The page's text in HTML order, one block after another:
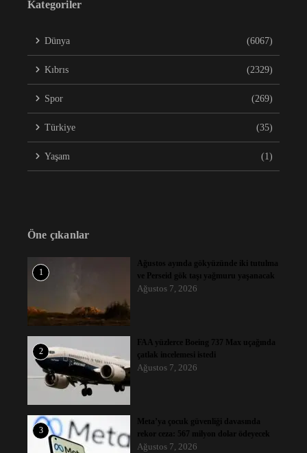
Kategoriler
Dünya (6067)
Kıbrıs (2329)
Spor (269)
Türkiye (35)
Yaşam (1)
Öne çıkanlar
1
Ağustos ayında gökyüzünde iki tutulma
ve Perseid gök taşı yağmuru yaşanacak
Ağustos 7, 2026
2
FAA yüzlerce Boeing 737 Max uçağında
çatlak incelemesi istedi
Ağustos 7, 2026
3
Meta’ya çocuk güvenliği davasında
rekor ceza: 567 milyon dolar ödeyecek
Ağustos 7, 2026